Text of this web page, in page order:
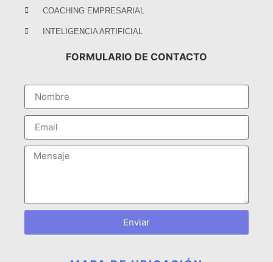
COACHING EMPRESARIAL
INTELIGENCIA ARTIFICIAL
FORMULARIO DE CONTACTO
Enviar